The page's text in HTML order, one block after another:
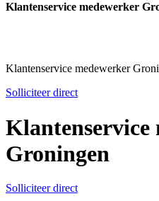
Klantenservice medewerker
Klantenservice medewerker
Solliciteer direct
Klantenservice
Groningen
Solliciteer direct